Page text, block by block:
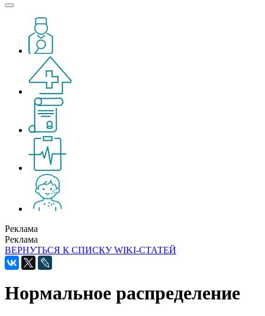
Реклама
Реклама
ВЕРНУТЬСЯ К СПИСКУ WIKI-СТАТЕЙ
Нормальное распределение